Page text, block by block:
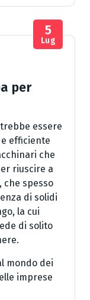
5
Lug
per
essere
efficiente
che
riuscire a
, che spesso
di solidi
la cui
di solito
mondo dei
imprese